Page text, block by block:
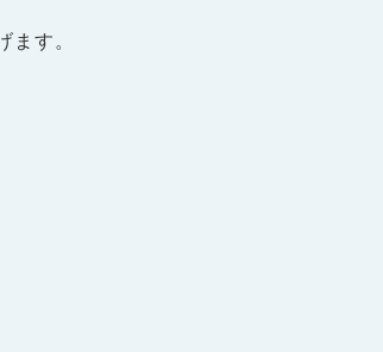
す。